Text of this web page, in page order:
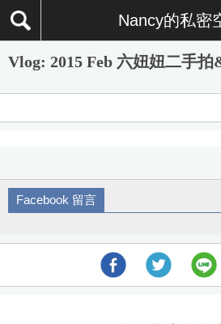
Nancy的私密
Vlog: 2015 Feb 六妞妞二手
Facebook 留言